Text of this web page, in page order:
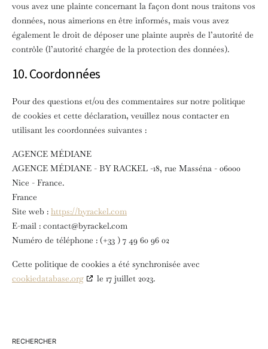
vous avez une plainte concernant la façon dont nous traitons vos
données, nous aimerions en être informés, mais vous avez
également le droit de déposer une plainte auprès de l’autorité de
contrôle (l’autorité chargée de la protection des données).
10. Coordonnées
Pour des questions et/ou des commentaires sur notre politique
de cookies et cette déclaration, veuillez nous contacter en
utilisant les coordonnées suivantes :
AGENCE MÉDIANE
AGENCE MÉDIANE - BY RACKEL -18, rue Masséna - 06000
Nice - France.
France
Site web : https://byrackel.com
E-mail : contact@byrackel.com
Numéro de téléphone : (+33 ) 7 49 60 96 02
Cette politique de cookies a été synchronisée avec
cookiedatabase.org
le 17 juillet 2023.
RECHERCHER